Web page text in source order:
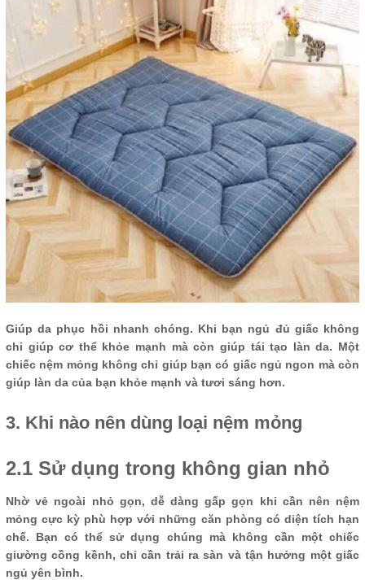
Giúp da phục hồi nhanh chóng. Khi bạn ngủ đủ giấc không
chỉ giúp cơ thể khỏe mạnh mà còn giúp tái tạo làn da. Một
chiếc nệm mỏng không chỉ giúp bạn có giấc ngủ ngon mà còn
giúp làn da của bạn khỏe mạnh và tươi sáng hơn.
3. Khi nào nên dùng loại nệm mỏng
2.1 Sử dụng trong không gian nhỏ
Nhờ vẻ ngoài nhỏ gọn, dễ dàng gấp gọn khi cần nên nệm
mỏng cực kỳ phù hợp với những căn phòng có diện tích hạn
chế. Bạn có thể sử dụng chúng mà không cần một chiếc
giường cồng kềnh, chỉ cần trải ra sàn và tận hưởng một giấc
ngủ yên bình.